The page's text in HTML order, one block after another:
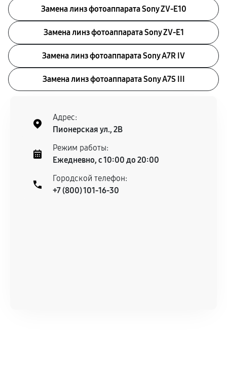
Замена линз фотоаппарата Sony ZV‑E10
Замена линз фотоаппарата Sony ZV‑E1
Замена линз фотоаппарата Sony A7R IV
Замена линз фотоаппарата Sony A7S III
Адрес:
Пионерская ул., 2В
Режим работы:
Ежедневно, с 10:00 до 20:00
Городской телефон:
+7 (800) 101-16-30